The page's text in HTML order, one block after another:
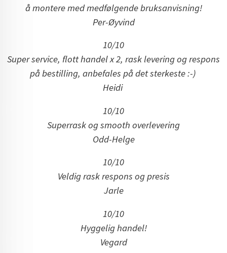
å montere med medfølgende bruksanvisning!
Per-Øyvind
10/10
Super service, flott handel x 2, rask levering og respons
på bestilling, anbefales på det sterkeste :-)
Heidi
10/10
Superrask og smooth overlevering
Odd-Helge
10/10
Veldig rask respons og presis
Jarle
10/10
Hyggelig handel!
Vegard